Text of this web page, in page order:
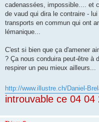
cadenassées, impossible.... et
de vaud qui dira le contraire -
transports en commun qui ont
lémanique...
C'est si bien que ça d'amener
? Ça nous conduira peut-être à
respirer un peu mieux ailleurs...
http://www.illustre.ch/Daniel-
introuvable ce 04 04